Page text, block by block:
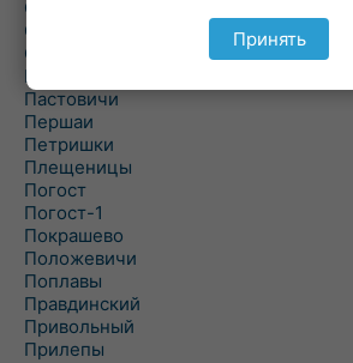
Оношки
Осовец
Острошицкий Городок
Пасека
Пастовичи
Першаи
Петришки
Плещеницы
Погост
Погост-1
Покрашево
Положевичи
Поплавы
Правдинский
Привольный
Прилепы
Принять